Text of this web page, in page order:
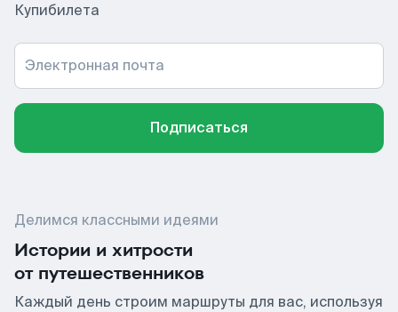
Купибилета
Электронная почта
Подписаться
Делимся классными идеями
Истории и хитрости
от путешественников
Каждый день строим маршруты для вас, используя